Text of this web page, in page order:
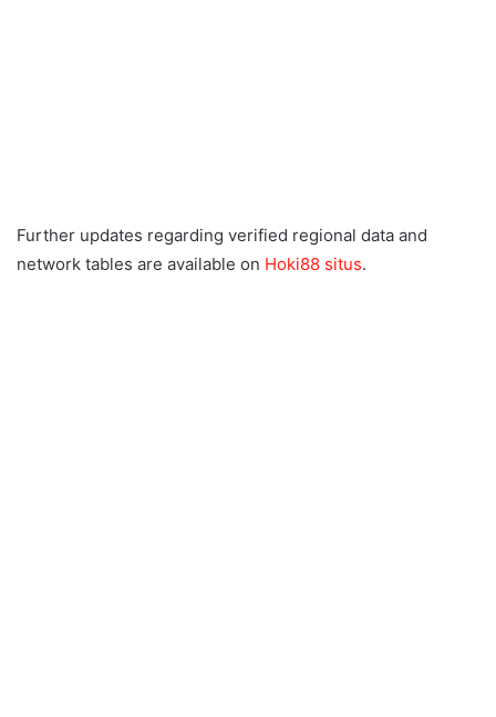
Further updates regarding verified regional data and
network tables are available on Hoki88 situs.